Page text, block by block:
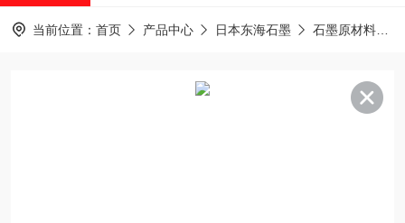
当前位置： 首页 产品中心 日本东海石墨 石墨原材料